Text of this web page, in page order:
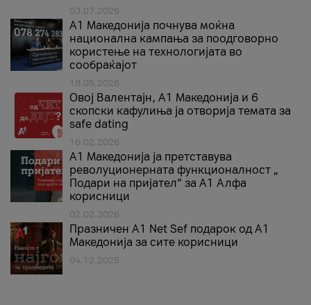
03.07.2026
A1 Македонија почнува моќна
национална кампања за поодговорно
користење на технологијата во
сообраќајот
18.05.2026
Овој Валентајн, A1 Македонија и 6
скопски кафулиња ја отворија темата за
safe dating
16.02.2026
А1 Македонија ја претставува
револуционерната функционалност „
Подари на пријател“ за А1 Алфа
корисници
02.02.2026
Празничен A1 Net Sеf подарок од А1
Македонија за сите корисници
04.12.2025